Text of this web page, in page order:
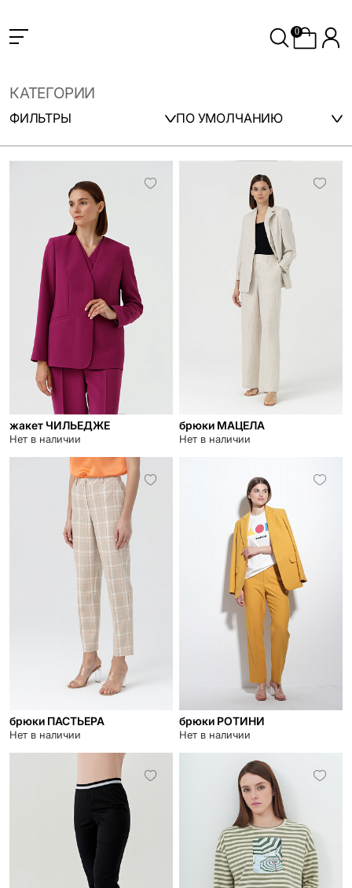
0
КАТЕГОРИИ
ФИЛЬТРЫ
жакет ЧИЛЬЕДЖЕ
Нет в наличии
брюки МАЦЕЛА
Нет в наличии
брюки ПАСТЬЕРА
Нет в наличии
брюки РОТИНИ
Нет в наличии